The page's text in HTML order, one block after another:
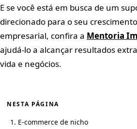
E se você está em busca de um
direcionado para o seu
empresarial, confira a Mentoria
ajudá-lo a alcançar resultados
vida e negócios.
NESTA PÁGINA
1. E-commerce de nicho